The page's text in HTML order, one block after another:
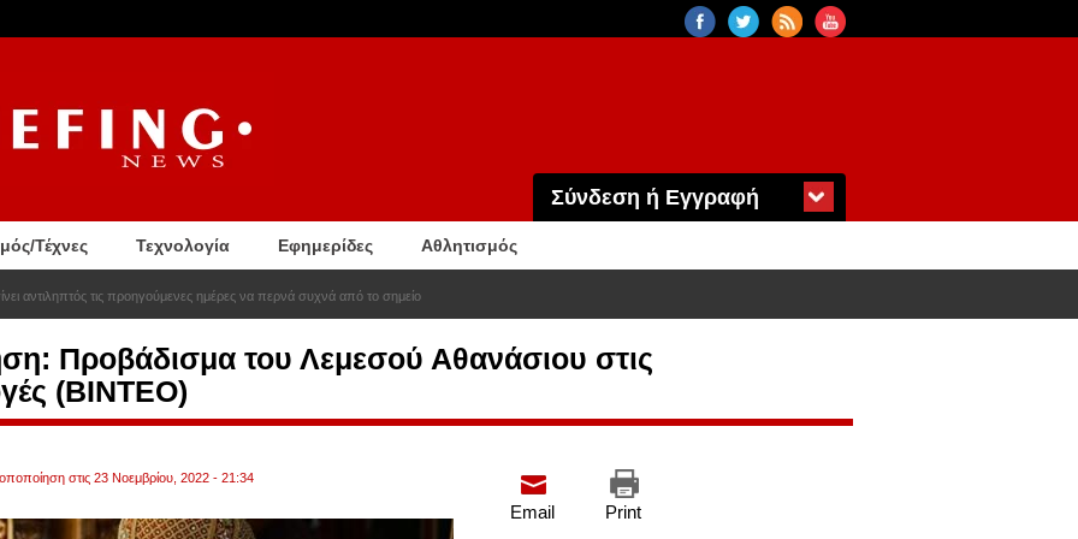
Σύνδεση ή Εγγραφή
Τέχνες Τεχνολογία Εφημερίδες Αθλητισμός
αντιληπτός τις προηγούμενες ημέρες να περνά συχνά από το σημείο
Προβάδισμα του Λεμεσού Αθανάσιου στις
(ΒΙΝΤΕΟ)
στις 23 Νοεμβρίου, 2022 - 21:34
Print
Email